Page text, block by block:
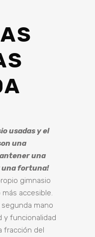
usadas y el
una
una
una fortuna!
gimnasio
accesible.
mano
y funcionalidad
fracción del